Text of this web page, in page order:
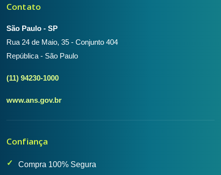
Contato
São Paulo - SP
Rua 24 de Maio, 35 - Conjunto 404
República - São Paulo
(11) 94230-1000
www.ans.gov.br
Confiança
Compra 100% Segura